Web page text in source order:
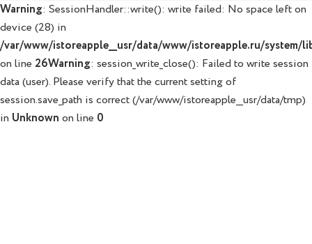
Warning: SessionHandler::write(): write failed: No space left on
device (28) in
/var/www/istoreapple__usr/data/www/istoreapple.ru/system/
on line 26Warning: session_write_close(): Failed to write session
data (user). Please verify that the current setting of
session.save_path is correct (/var/www/istoreapple__usr/data/tmp)
in Unknown on line 0